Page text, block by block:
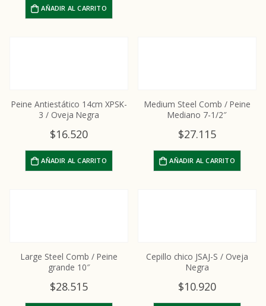
AÑADIR AL CARRITO
Peine Antiestático 14cm XPSK-
3 / Oveja Negra
$16.520
AÑADIR AL CARRITO
Medium Steel Comb / Peine
Mediano 7-1/2″
$27.115
AÑADIR AL CARRITO
Large Steel Comb / Peine
grande 10″
$28.515
Cepillo chico JSAJ-S / Oveja
Negra
$10.920